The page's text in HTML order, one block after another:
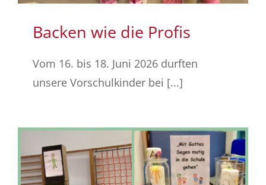
Backen wie die Profis
Vom 16. bis 18. Juni 2026 durften
unsere Vorschulkinder bei [...]